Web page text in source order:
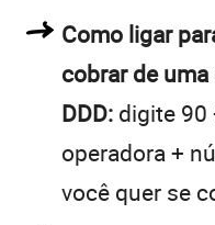
Como ligar
cobrar de
DDD: digite 90
operadora +
você quer se